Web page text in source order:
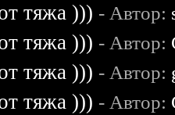
тяжа ))) - Автор:
тяжа ))) - Автор:
тяжа ))) - Автор:
тяжа ))) - Автор: